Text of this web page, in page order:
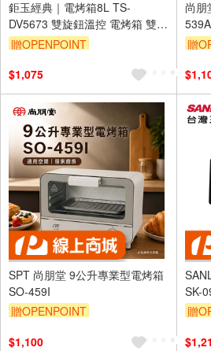
鉅玉經典｜電烤箱8L TS-
DV5673 雙旋鈕溫控 電烤箱 雙層
設計 家用迷你烤箱 新手烘焙 小
贈OPENPOINT
$1,075
尚朋
贈
SPT 尚朋堂 9公升專業型電烤箱
SO-459I
贈OPENPOINT
$1,100
SK-
贈